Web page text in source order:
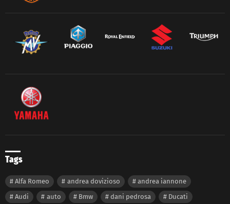
Tags
Alfa Romeo andrea dovizioso
andrea iannone
Audi
auto Bmw dani pedrosa
Ducati